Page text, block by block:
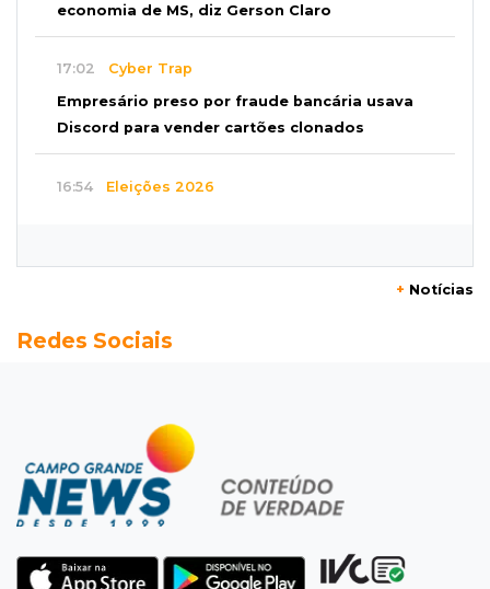
economia de MS, diz Gerson Claro
17:02 Cyber Trap
Empresário preso por fraude bancária usava
Discord para vender cartões clonados
16:54 Eleições 2026
Azambuja e a engenharia de um projeto para
Asfalto novinho
Com máquinas nas ruas, Vila Nogueira e
Aimoré esperam fim do poeirão e lamaçal
Após morte em MS, AGU vai à Justiça para a
+ Notícias
Redes Sociais